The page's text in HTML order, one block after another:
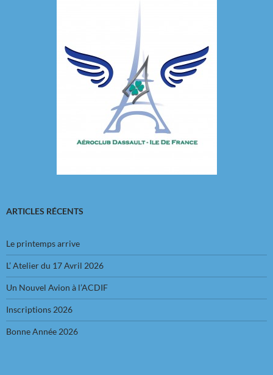
ARTICLES RÉCENTS
Le printemps arrive
L’ Atelier du 17 Avril 2026
Un Nouvel Avion à l’ACDIF
Inscriptions 2026
Bonne Année 2026